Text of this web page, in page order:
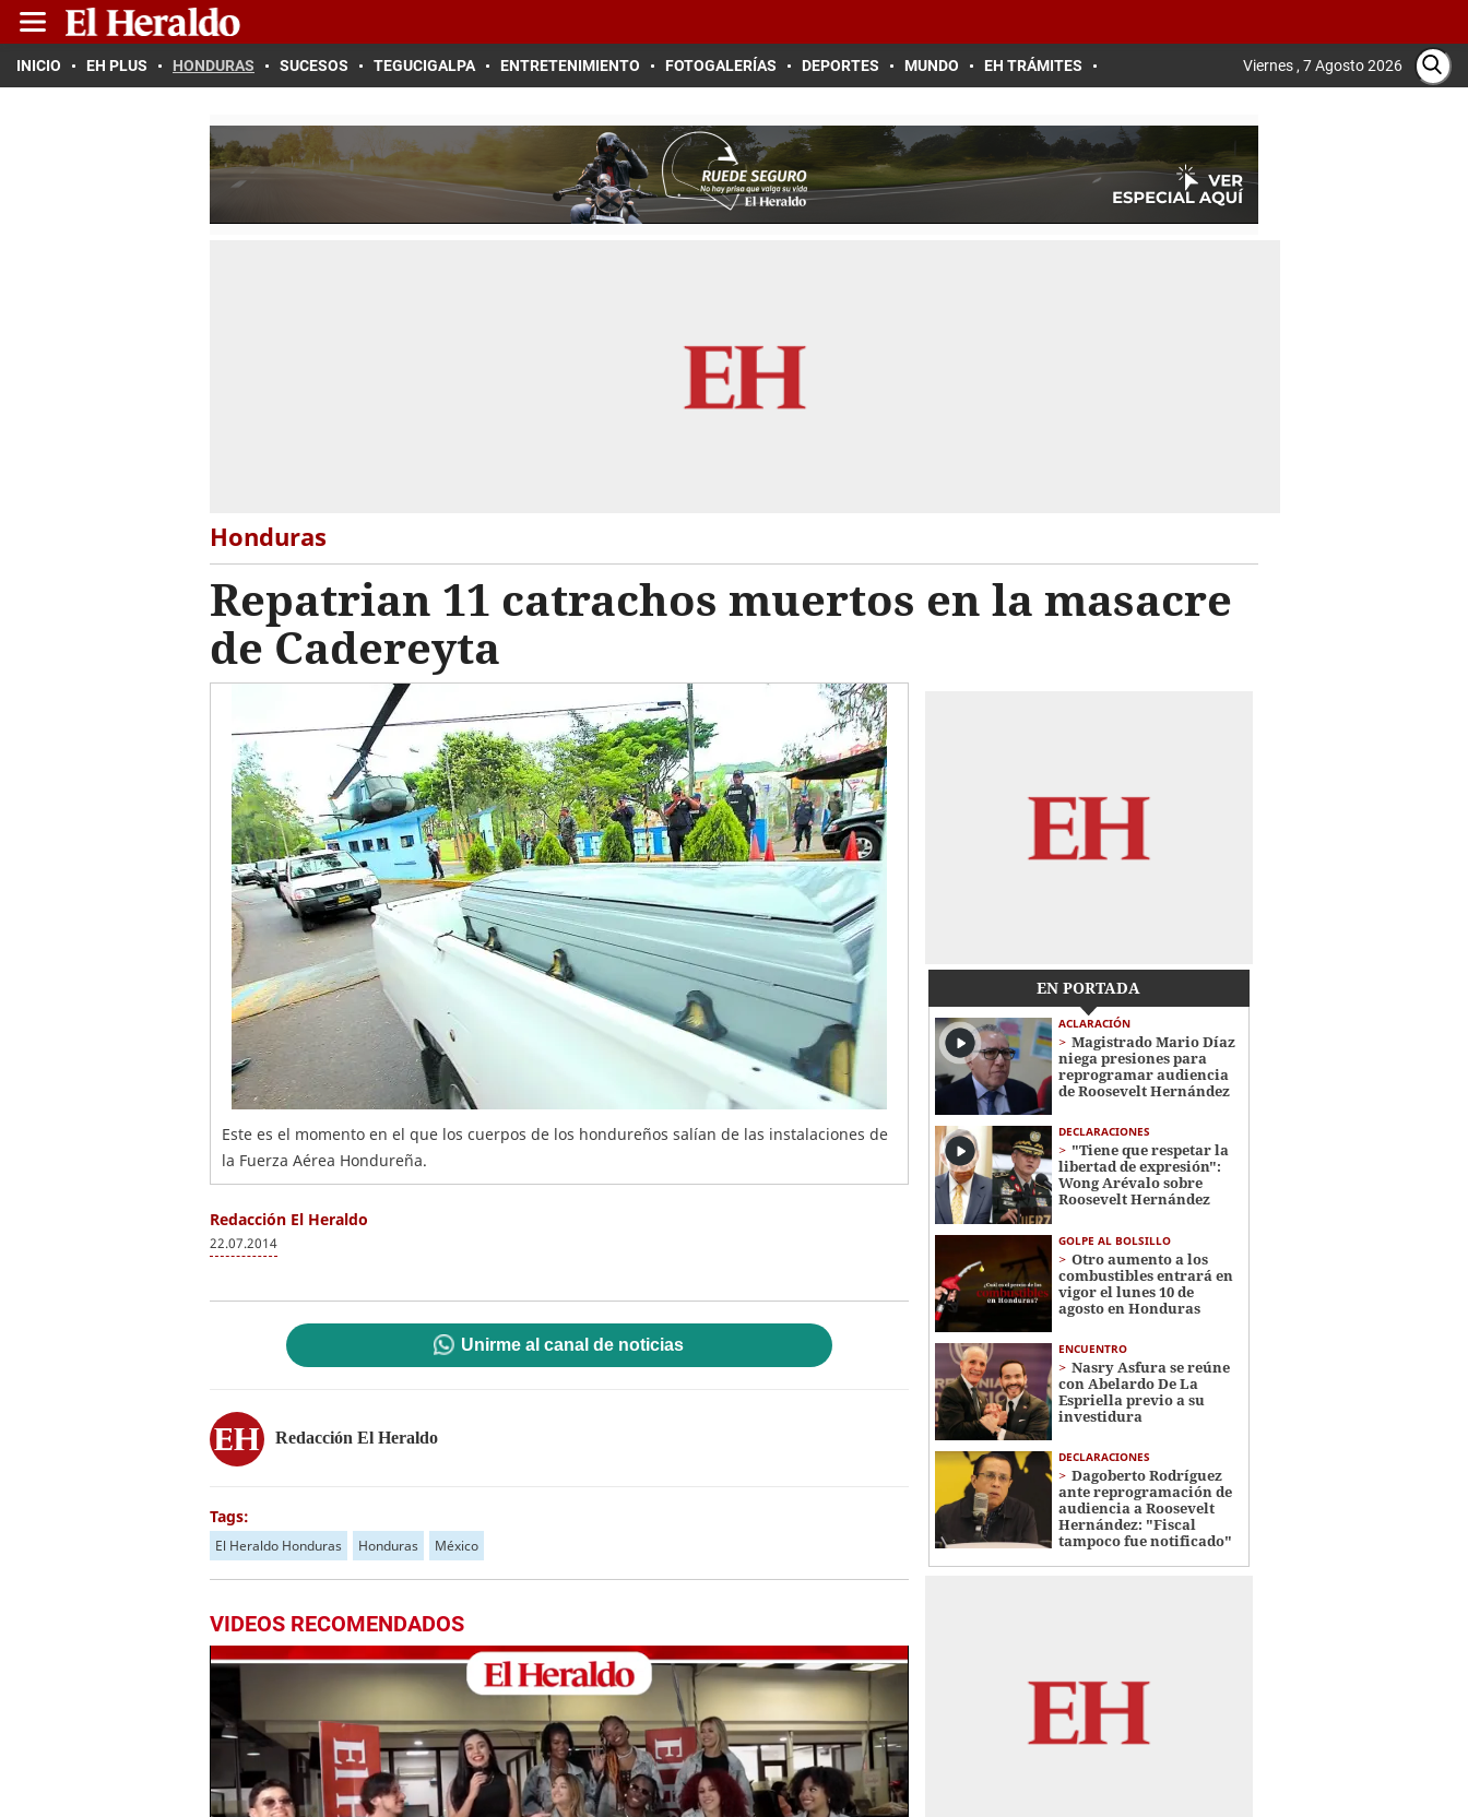
INICIO EH PLUS HONDURAS SUCESOS TEGUCIGALPA ENTRETENIMIENTO FOTOGALERÍAS DEPORTES MUNDO EH TRÁMITES Viernes , 7 Agosto 2026
Honduras
Repatrian 11 catrachos muertos en la masacre
de Cadereyta
Este es el momento en el que los cuerpos de los hondureños salían de las instalaciones de
la Fuerza Aérea Hondureña.
Redacción El Heraldo
22.07.2014
Unirme al canal de noticias
Redacción El Heraldo
Tags:
El Heraldo Honduras Honduras México
VIDEOS RECOMENDADOS
EN PORTADA
ACLARACIÓN
Magistrado Mario Díaz
niega presiones para
reprogramar audiencia
de Roosevelt Hernández
DECLARACIONES
"Tiene que respetar la
libertad de expresión":
Wong Arévalo sobre
Roosevelt Hernández
GOLPE AL BOLSILLO
Otro aumento a los
combustibles entrará en
vigor el lunes 10 de
agosto en Honduras
ENCUENTRO
Nasry Asfura se reúne
con Abelardo De La
Espriella previo a su
investidura
DECLARACIONES
Dagoberto Rodríguez
ante reprogramación de
audiencia a Roosevelt
Hernández: "Fiscal
tampoco fue notificado"